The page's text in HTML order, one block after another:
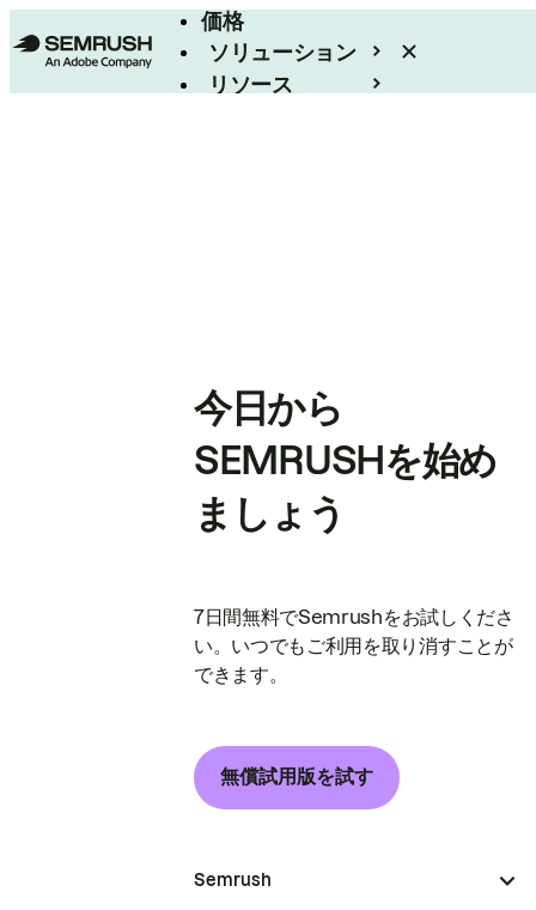
価格
ソリューション
リソース
今日から
SEMRUSHを始め
ましょう
7日間無料でSemrushをお試しくださ
い。いつでもご利用を取り消すことが
できます。
無償試用版を試す
Semrush